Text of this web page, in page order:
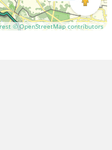
© OpenStreetMap contributors